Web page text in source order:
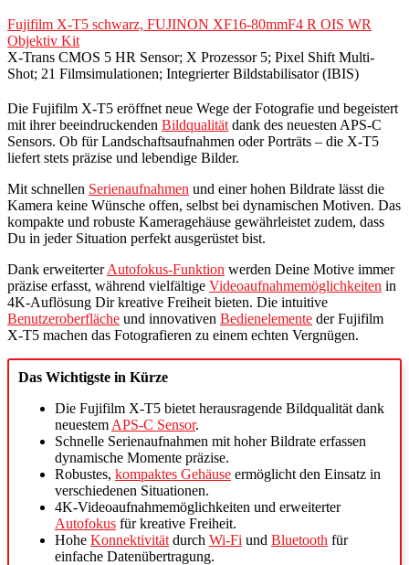
Fujifilm X-T5 schwarz, FUJINON XF16-80mmF4 R OIS WR
Objektiv Kit
X-Trans CMOS 5 HR Sensor; X Prozessor 5; Pixel Shift Multi-
Shot; 21 Filmsimulationen; Integrierter Bildstabilisator (IBIS)
Die Fujifilm X-T5 eröffnet neue Wege der Fotografie und begeistert
mit ihrer beeindruckenden Bildqualität dank des neuesten APS-C
Sensors. Ob für Landschaftsaufnahmen oder Porträts – die X-T5
liefert stets präzise und lebendige Bilder.
Mit schnellen Serienaufnahmen und einer hohen Bildrate lässt die
Kamera keine Wünsche offen, selbst bei dynamischen Motiven. Das
kompakte und robuste Kameragehäuse gewährleistet zudem, dass
Du in jeder Situation perfekt ausgerüstet bist.
Dank erweiterterAutofokus-Funktion werden Deine Motive immer
präzise erfasst, während vielfältige Videoaufnahmemöglichkeiten in
4K-Auflösung Dir kreative Freiheit bieten. Die intuitive
Benutzeroberfläche und innovativen Bedienelemente der Fujifilm
X-T5 machen das Fotografieren zu einem echten Vergnügen.
Das Wichtigste in Kürze
Die Fujifilm X-T5 bietet herausragende Bildqualität dank
neuestem APS-C Sensor.
Schnelle Serienaufnahmen mit hoher Bildrate erfassen
dynamische Momente präzise.
Robustes, kompaktes Gehäuse ermöglicht den Einsatz in
verschiedenen Situationen.
4K-Videoaufnahmemöglichkeiten und erweiterter
Autofokus für kreative Freiheit.
Hohe Konnektivität durch Wi-Fi und Bluetooth für
einfache Datenübertragung.